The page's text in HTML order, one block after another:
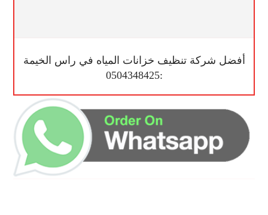
أفضل شركة تنظيف خزانات المياه في راس الخيمة
:0504348425